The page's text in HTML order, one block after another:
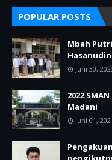
POPULAR POSTS
Mbah
Juni 30,
2022
Madani
Juni 01,